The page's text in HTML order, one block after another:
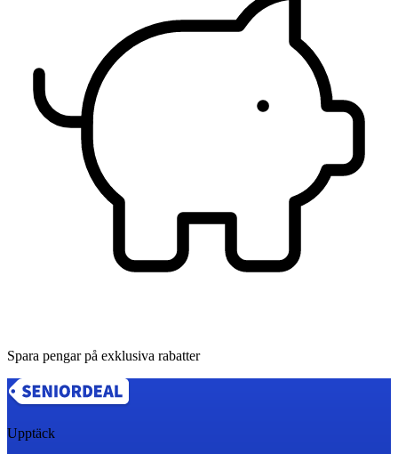
Spara pengar på exklusiva rabatter
Upptäck